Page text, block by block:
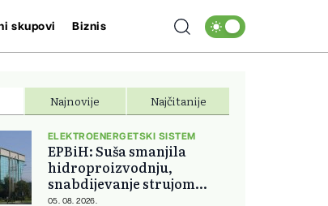
skupovi Biznis
Najnovije Najčitanije
ELEKTROENERGETSKI SISTEM
EPBiH: Suša smanjila
hidroproizvodnju,
snabdijevanje strujom
ostaje stabilno
05. 08. 2026.